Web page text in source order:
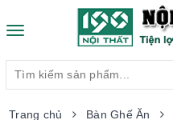
Toggle
Trang chủ Bàn Ghế Ăn